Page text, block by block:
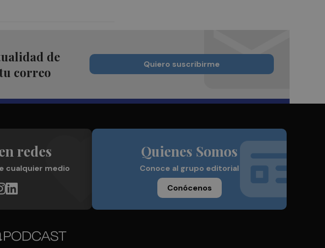
de
correo
Quiero suscribirme
redes
cualquier medio
Quienes Somos
Conoce al grupo editorial
Conócenos